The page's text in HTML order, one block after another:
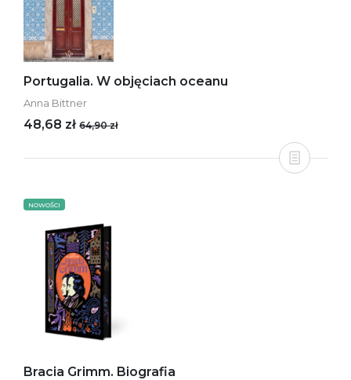
Portugalia. W objęciach oceanu
Anna Bittner
48,68 zł 64,90 zł
NOWOŚCI
Bracia Grimm. Biografia